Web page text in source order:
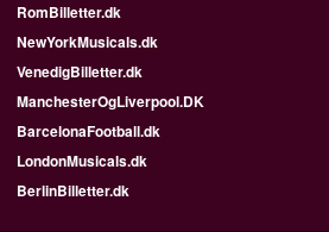
RomBilletter.dk
NewYorkMusicals.dk
VenedigBilletter.dk
ManchesterOgLiverpool.DK
BarcelonaFootball.dk
LondonMusicals.dk
BerlinBilletter.dk